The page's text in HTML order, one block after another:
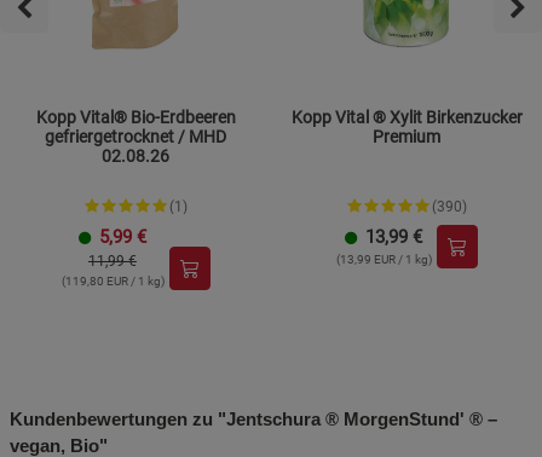
Kopp Vital® Bio-Erdbeeren
gefriergetrocknet / MHD
02.08.26
(1)
5,99 €
11,99 €
(119,80 EUR / 1 kg)
Kopp Vital ® Xylit Birkenzucker
Premium
(390)
13,99 €
(13,99 EUR / 1 kg)
Kundenbewertungen zu "Jentschura ® MorgenStund' ® –
vegan, Bio"